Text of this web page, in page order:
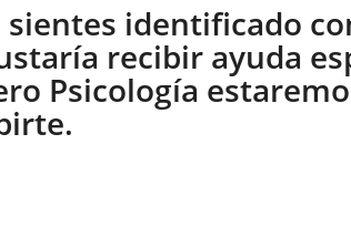
sientes identificado
recibir ayuda
Psicología